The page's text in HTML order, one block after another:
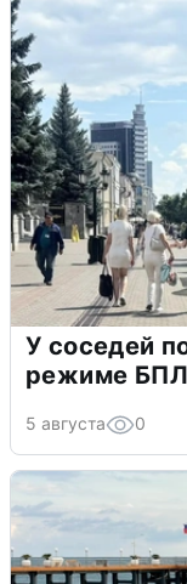
У соседей
режиме
5 августа 0